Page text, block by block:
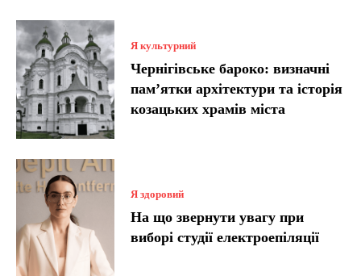
Я культурний
Чернігівське бароко: визначні
пам’ятки архітектури та історія
козацьких храмів міста
Я здоровий
На що звернути увагу при
виборі студії електроепіляції